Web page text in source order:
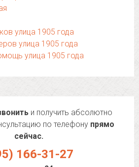
улица 1905 года
улица 1905 года
улица 1905 года
и получить абсолютно
по телефону прямо
сейчас.
166-31-27